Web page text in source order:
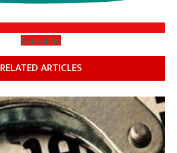
Subscribe
RELATED ARTICLES